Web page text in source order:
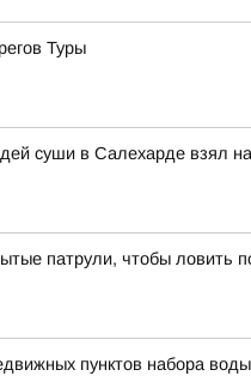
Туры
суши в Салехарде взял
патрули, чтобы ловить
пунктов набора воды